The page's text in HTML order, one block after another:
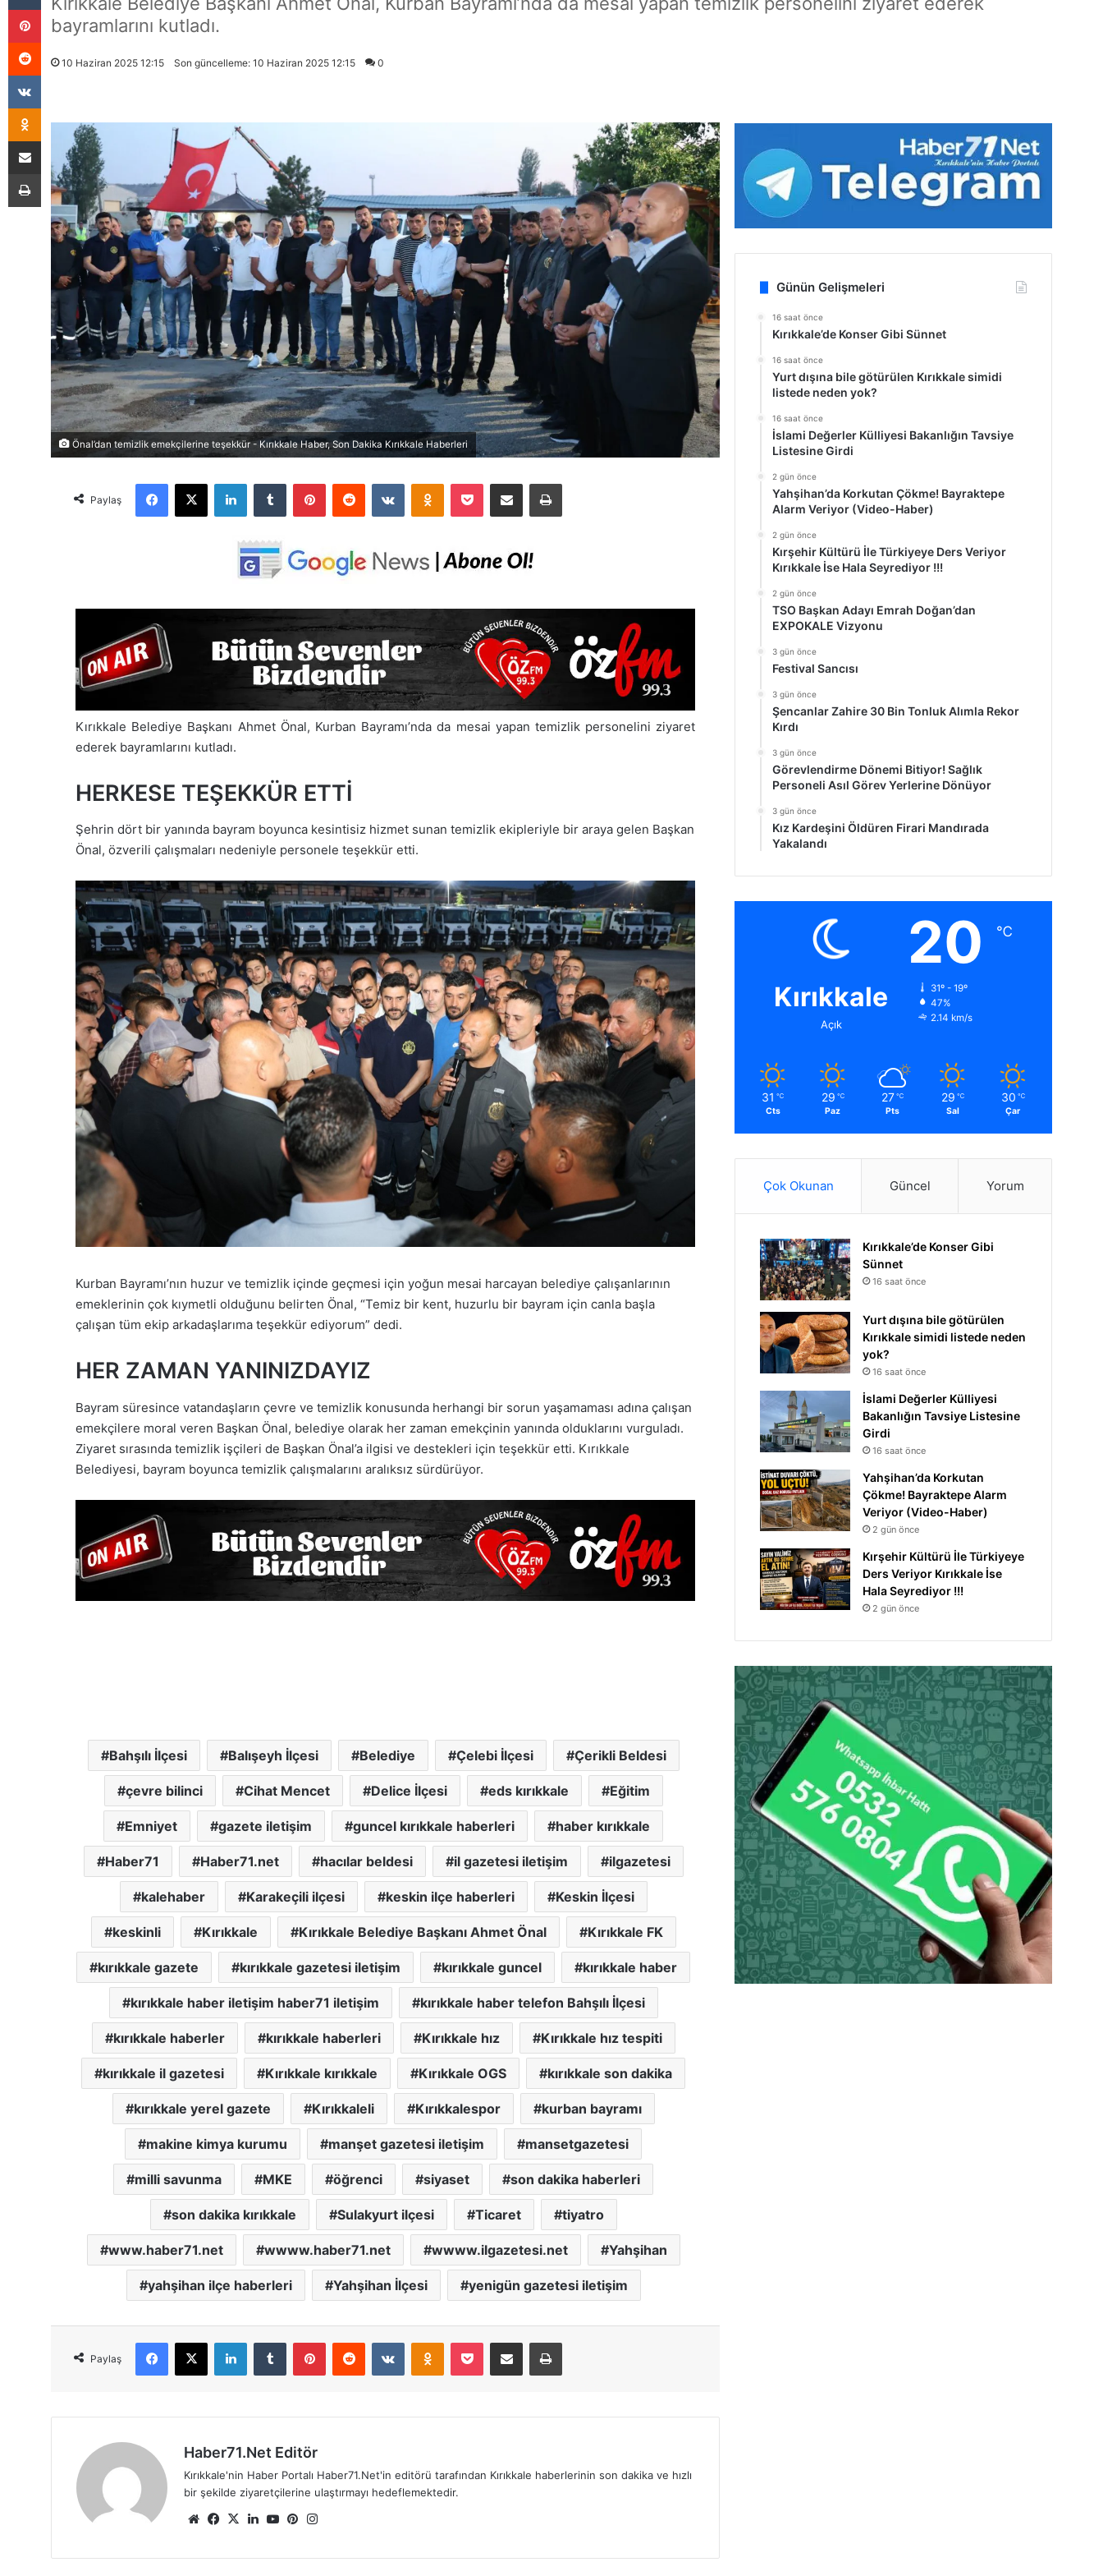
bayramlarını kutladı.
10 Haziran 2025 12:15 Son güncelleme: 10 Haziran 2025 12:15 0
Önal’dan temizlik emekçilerine teşekkür - Kırıkkale Haber, Son Dakika Kırıkkale Haberleri
Paylaş
Kırıkkale Belediye Başkanı Ahmet Önal, Kurban Bayramı’nda da mesai yapan temizlik personelini ziyaret
ederek bayramlarını kutladı.
HERKESE TEŞEKKÜR ETTİ
Şehrin dört bir yanında bayram boyunca kesintisiz hizmet sunan temizlik ekipleriyle bir araya gelen Başkan
Önal, özverili çalışmaları nedeniyle personele teşekkür etti.
Kurban Bayramı’nın huzur ve temizlik içinde geçmesi için yoğun mesai harcayan belediye çalışanlarının
emeklerinin çok kıymetli olduğunu belirten Önal, “Temiz bir kent, huzurlu bir bayram için canla başla
çalışan tüm ekip arkadaşlarıma teşekkür ediyorum” dedi.
HER ZAMAN YANINIZDAYIZ
Bayram süresince vatandaşların çevre ve temizlik konusunda herhangi bir sorun yaşamaması adına çalışan
emekçilere moral veren Başkan Önal, belediye olarak her zaman emekçinin yanında olduklarını vurguladı.
Ziyaret sırasında temizlik işçileri de Başkan Önal’a ilgisi ve destekleri için teşekkür etti. Kırıkkale
Belediyesi, bayram boyunca temizlik çalışmalarını aralıksız sürdürüyor.
Bahşılı İlçesi Balışeyh İlçesi Belediye Çelebi İlçesi Çerikli Beldesi
çevre bilinci Cihat Mencet Delice İlçesi eds kırıkkale Eğitim
Emniyet gazete iletişim guncel kırıkkale haberleri haber kırıkkale
Haber71 Haber71.net hacılar beldesi il gazetesi iletişim ilgazetesi
kalehaber Karakeçili ilçesi keskin ilçe haberleri Keskin İlçesi
keskinli Kırıkkale Kırıkkale Belediye Başkanı Ahmet Önal Kırıkkale FK
kırıkkale gazete kırıkkale gazetesi iletişim kırıkkale guncel kırıkkale haber
kırıkkale haber iletişim haber71 iletişim kırıkkale haber telefon Bahşılı İlçesi
kırıkkale haberler kırıkkale haberleri Kırıkkale hız Kırıkkale hız tespiti
kırıkkale il gazetesi Kırıkkale kırıkkale Kırıkkale OGS kırıkkale son dakika
kırıkkale yerel gazete Kırıkkaleli Kırıkkalespor kurban bayramı
makine kimya kurumu manşet gazetesi iletişim mansetgazetesi
milli savunma MKE öğrenci siyaset son dakika haberleri
son dakika kırıkkale Sulakyurt ilçesi Ticaret tiyatro
www.haber71.net wwww.haber71.net wwww.ilgazetesi.net Yahşihan
yahşihan ilçe haberleri Yahşihan İlçesi yenigün gazetesi iletişim
Paylaş
Haber71.Net Editör
Kırıkkale'nin Haber Portalı Haber71.Net'in editörü tarafından Kırıkkale haberlerinin son dakika ve hızlı
bir şekilde ziyaretçilerine ulaştırmayı hedeflemektedir.
We
sit
Fa
bo
X
Lin
dIn
Yo
ub
Pin
est ra
Günün Gelişmeleri
16 saat önce
Kırıkkale’de Konser Gibi Sünnet
16 saat önce
Yurt dışına bile götürülen Kırıkkale simidi
listede neden yok?
16 saat önce
İslami Değerler Külliyesi Bakanlığın Tavsiye
Listesine Girdi
2 gün önce
Yahşihan’da Korkutan Çökme! Bayraktepe
Alarm Veriyor (Video-Haber)
2 gün önce
Kırşehir Kültürü İle Türkiyeye Ders Veriyor
Kırıkkale İse Hala Seyrediyor !!!
2 gün önce
TSO Başkan Adayı Emrah Doğan’dan
EXPOKALE Vizyonu
3 gün önce
Festival Sancısı
3 gün önce
Şencanlar Zahire 30 Bin Tonluk Alımla Rekor
Kırdı
3 gün önce
Görevlendirme Dönemi Bitiyor! Sağlık
Personeli Asıl Görev Yerlerine Dönüyor
3 gün önce
Kız Kardeşini Öldüren Firari Mandırada
Yakalandı
Kırıkkale
Açık
20 ℃
31º - 19º
47%
2.14 km/s
31 ℃
Cts
29 ℃
Paz
27 ℃
Pts
29 ℃
Sal
30 ℃
Çar
Çok Okunan Güncel Yorum
Kırıkkale’de Konser Gibi
Sünnet
16 saat önce
Yurt dışına bile götürülen
Kırıkkale simidi listede neden
yok?
16 saat önce
İslami Değerler Külliyesi
Bakanlığın Tavsiye Listesine
Girdi
16 saat önce
Yahşihan’da Korkutan
Çökme! Bayraktepe Alarm
Veriyor (Video-Haber)
2 gün önce
Kırşehir Kültürü İle Türkiyeye
Ders Veriyor Kırıkkale İse
Hala Seyrediyor !!!
2 gün önce
Pinterest
E-Posta İle Paylaş
Yazdır